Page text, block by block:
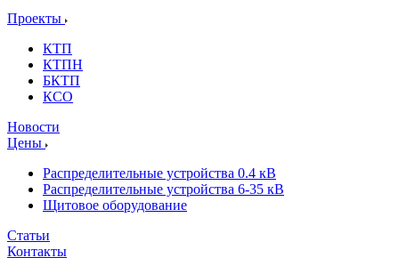
Проекты
КТП
КТПН
БКТП
КСО
Новости
Цены
Распределительные устройства 0.4 кВ
Распределительные устройства 6-35 кВ
Щитовое оборудование
Статьи
Контакты